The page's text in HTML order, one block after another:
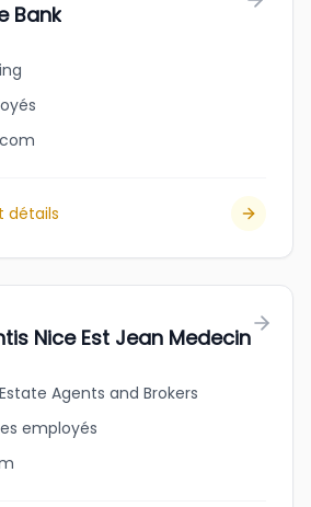
Bank
détails
Nice Est Jean Medecin
Agents and Brokers
employés